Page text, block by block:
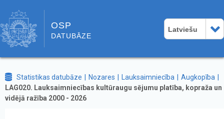
OSP
DATUBĀZE
Latviešu
Statistikas datubāze Nozares Lauksaimniecība
Augkopība
LAG020. Lauksaimniecības kultūraugu sējumu platība, kopraža un
vidējā ražība 2000 - 2026